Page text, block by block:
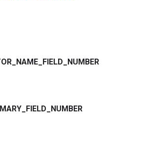
NAME FIELD NUMBER
FIELD NUMBER